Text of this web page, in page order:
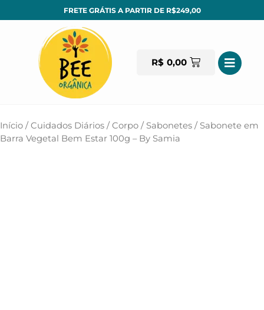
FRETE GRÁTIS A PARTIR DE R$249,00
R$ 0,00
Início / Cuidados Diários / Corpo / Sabonetes / Sabonete em
Barra Vegetal Bem Estar 100g – By Samia